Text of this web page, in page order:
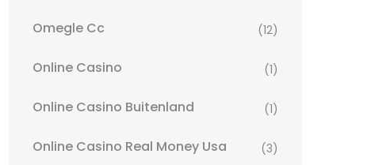
Omegle Cc (12)
Online Casino (1)
Online Casino Buitenland (1)
Online Casino Real Money Usa (3)